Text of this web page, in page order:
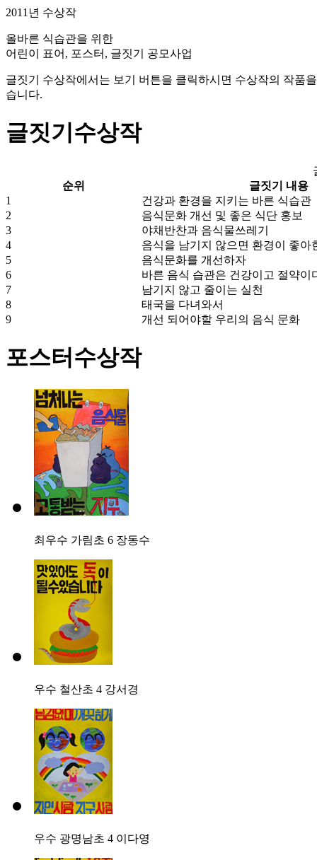
2011년 수상작
올바른 식습관을 위한
어린이 표어, 포스터, 글짓기 공모사업
글짓기 수상작에서는 보기 버튼을 클릭하시면 수상작의 작품
습니다.
글짓기수상작
순위
글짓기 내용
1
건강과 환경을 지키는 바른 식습관
2
음식문화 개선 및 좋은 식단 홍보
3
야채반찬과 음식물쓰레기
4
음식을 남기지 않으면 환경이 좋아
5
음식문화를 개선하자
6
바른 음식 습관은 건강이고 절약이
7
남기지 않고 줄이는 실천
8
태국을 다녀와서
9
개선 되어야할 우리의 음식 문화
포스터수상작
최우수 가림초 6 장동수
우수 철산초 4 강서경
우수 광명남초 4 이다영